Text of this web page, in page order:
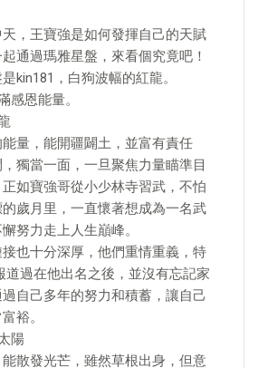
，王寶強是如何發揮自己的天賦
通過瑪雅星盤，來看個究竟吧！
kin181，白狗波幅的紅龍。
恩能量。
量，能開疆闢土，並富有責任
獨當一面，一旦聚焦力量瞄準目
如寶強哥從小少林寺習武，不怕
歲月里，一直懷著想成為一名武
努力走上人生巔峰。
也十分深厚，他們重情重義，特
道過在他出名之後，並沒有忘記家
自己多年的努力和積蓄，讓自己
裕。
陽
散發光芒，雖然草根出身，但意